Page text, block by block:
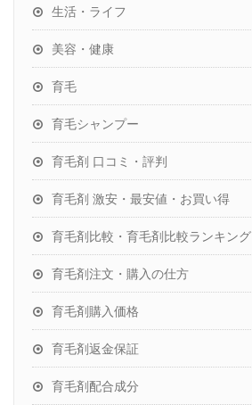
生活・ライフ
美容・健康
育毛
育毛シャンプー
育毛剤 口コミ・評判
育毛剤 激安・最安値・お買い得
育毛剤比較・育毛剤比較ランキング
育毛剤注文・購入の仕方
育毛剤購入価格
育毛剤返金保証
育毛剤配合成分